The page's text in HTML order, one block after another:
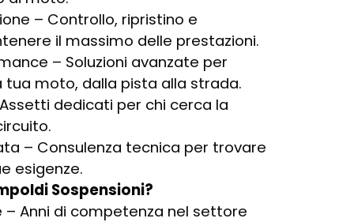
– Controllo, ripristino e
il massimo delle prestazioni.
– Soluzioni avanzate per
tua moto, dalla pista alla strada.
dedicati per chi cerca la
– Consulenza tecnica per trovare
esigenze.
Sospensioni?
– Anni di competenza nel settore